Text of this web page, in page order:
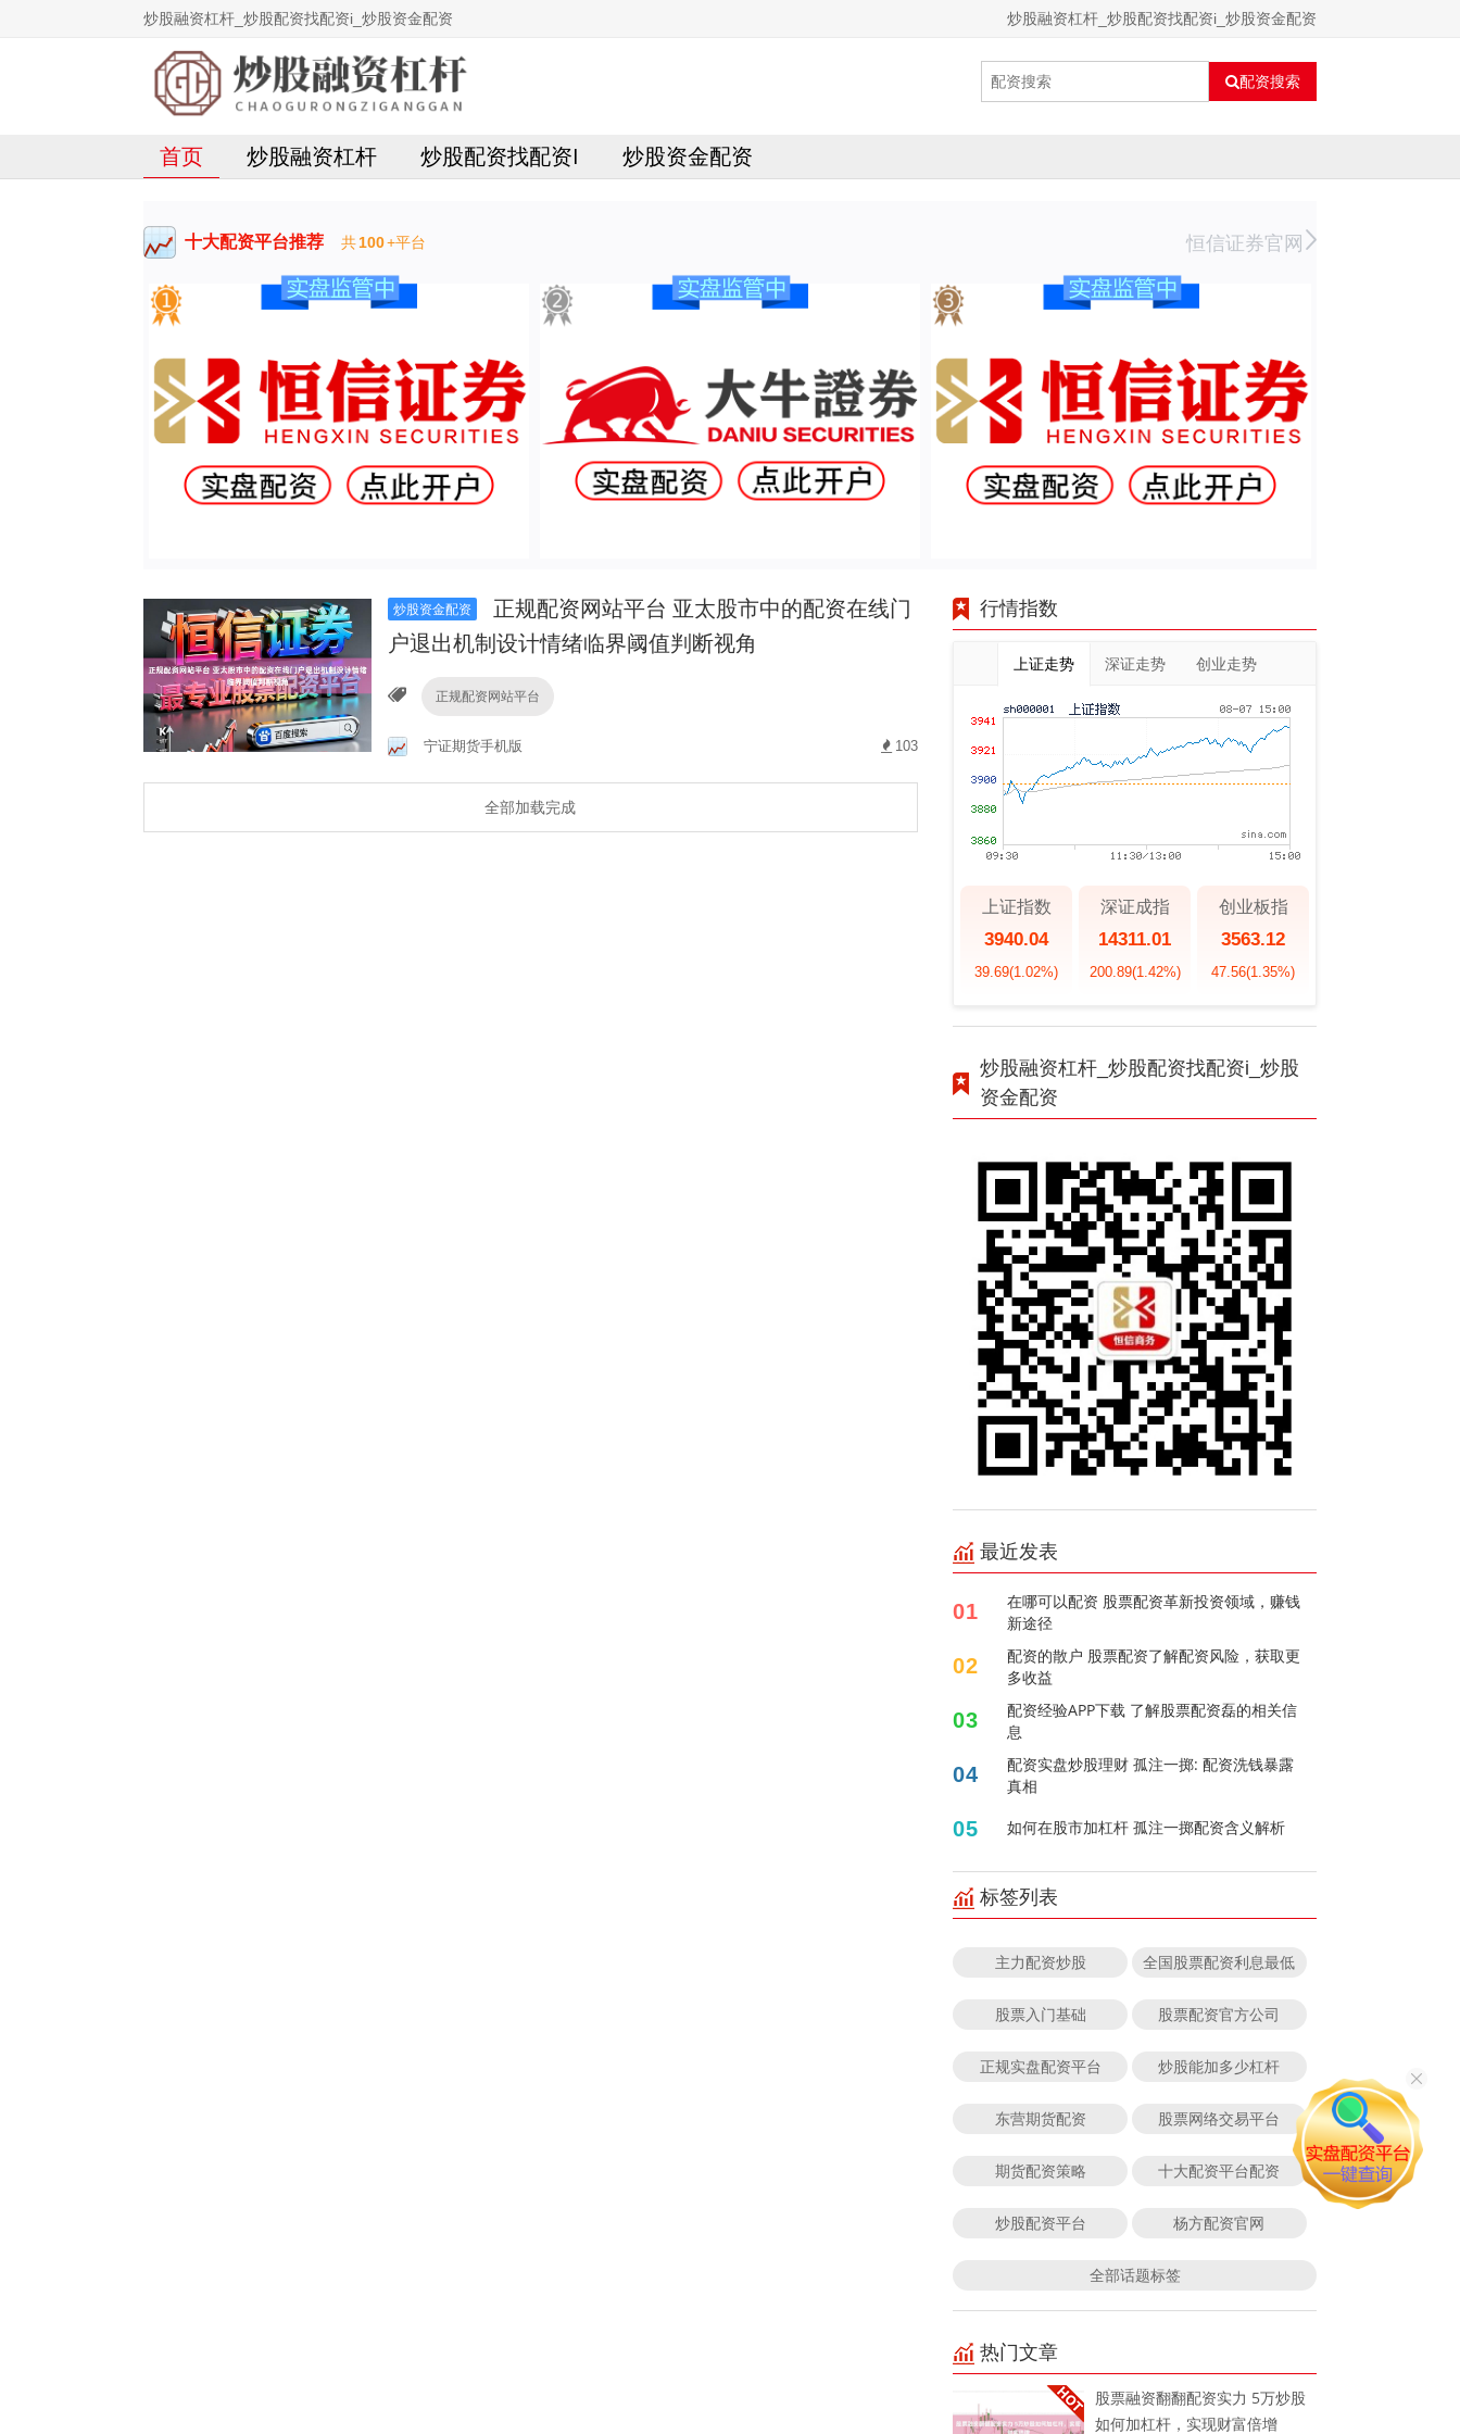
炒股融资杠杆_炒股配资找配资i_炒股资金配资 炒股融资杠杆_炒股配资找配资i_炒股资金配资
配资搜索
首页 炒股融资杠杆 炒股配资找配资I 炒股资金配资
十大配资平台推荐 共100+平台 恒信证券官网
炒股资金配资
正规配资网站平台 亚太股市中的配资在线门
户退出机制设计情绪临界阈值判断视角
正规配资网站平台
宁证期货手机版 103
全部加载完成
行情指数
上证走势 深证走势 创业走势
上证指数
3940.04
39.69(1.02%)
深证成指
14311.01
200.89(1.42%)
创业板指
3563.12
47.56(1.35%)
炒股融资杠杆_炒股配资找配资i_炒股
资金配资
最近发表
01
在哪可以配资 股票配资革新投资领域，赚钱
新途径
02
配资的散户 股票配资了解配资风险，获取更
多收益
03
配资经验APP下载 了解股票配资磊的相关信
息
04
配资实盘炒股理财 孤注一掷: 配资洗钱暴露
真相
05 如何在股市加杠杆 孤注一掷配资含义解析
标签列表
主力配资炒股 全国股票配资利息最低
股票入门基础 股票配资官方公司
正规实盘配资平台 炒股能加多少杠杆
东营期货配资 股票网络交易平台
期货配资策略 十大配资平台配资
炒股配资平台 杨方配资官网
全部话题标签
热门文章
股票融资翻翻配资实力 5万炒股
如何加杠杆，实现财富倍增